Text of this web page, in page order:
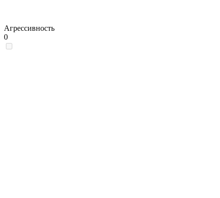
Агрессивность
0